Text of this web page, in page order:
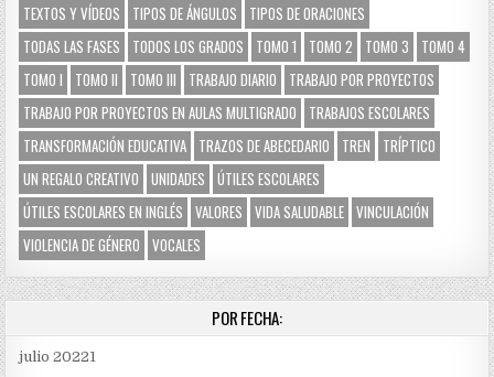
TEXTOS Y VÍDEOS
TIPOS DE ÁNGULOS
TIPOS DE ORACIONES
TODAS LAS FASES
TODOS LOS GRADOS TOMO 1 TOMO 2 TOMO 3
TOMO 4
TOMO I
TOMO II TOMO III TRABAJO DIARIO
TRABAJO POR PROYECTOS
TRABAJO POR PROYECTOS EN AULAS MULTIGRADO
TRABAJOS ESCOLARES
TRANSFORMACIÓN EDUCATIVA TRAZOS DE ABECEDARIO TREN
TRÍPTICO
UN REGALO CREATIVO
UNIDADES
ÚTILES ESCOLARES
ÚTILES ESCOLARES EN INGLÉS
VALORES VIDA SALUDABLE VINCULACIÓN
VIOLENCIA DE GÉNERO
VOCALES
POR FECHA:
julio 20221